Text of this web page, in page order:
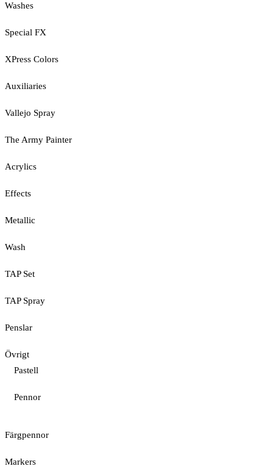
Washes
Special FX
XPress Colors
Auxiliaries
Vallejo Spray
The Army Painter
Acrylics
Effects
Metallic
Wash
TAP Set
TAP Spray
Penslar
Övrigt
Pastell
Pennor
Färgpennor
Markers